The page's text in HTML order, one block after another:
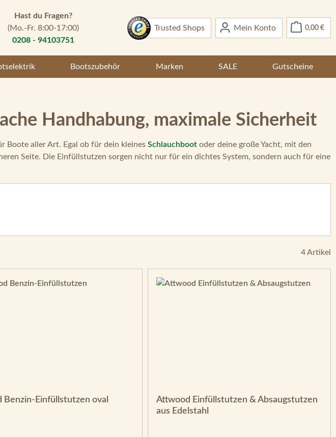
Hast du Fragen?
(Mo.-Fr. 8:00-17:00)
0208 - 94103751
Trusted Shops Mein Konto 0,00 €
Bootszubehör Marken SALE Gutscheine
Handhabung, maximale Sicherheit
Boote aller Art. Egal ob für dein kleines Schlauchboot oder deine große Yacht, mit den
Seite. Die Einfüllstutzen sorgen nicht nur für ein dichtes System, sondern auch für eine
4 Artikel
Benzin-Einfüllstutzen oval
Attwood Einfüllstutzen & Absaugstutzen
aus Edelstahl